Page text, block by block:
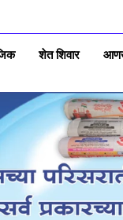
पाटलांचे निधन;
शेत शिवार